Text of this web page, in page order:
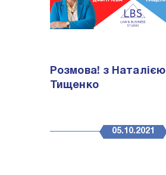
Розмова! з Наталією
Тищенко
05.10.2021